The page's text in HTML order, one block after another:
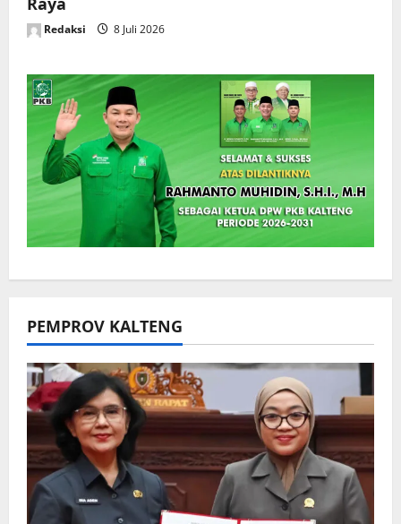
Redaksi 8 Juli 2026
PEMPROV KALTENG